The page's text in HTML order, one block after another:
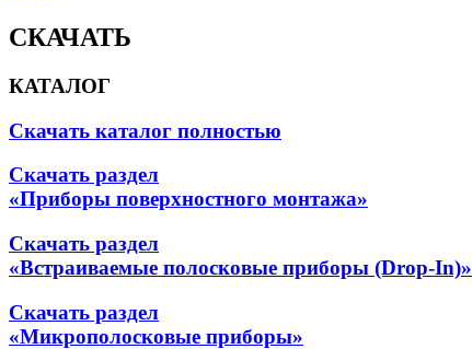
СКАЧАТЬ
КАТАЛОГ
Скачать каталог полностью
Скачать раздел
«Приборы поверхностного монтажа»
Скачать раздел
«Встраиваемые полосковые приборы (Drop-In)»
Скачать раздел
«Микрополосковые приборы»